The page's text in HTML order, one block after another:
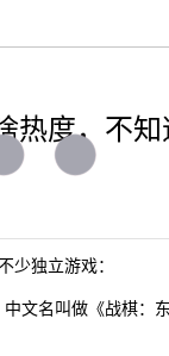
热度，不
独立游戏：
文名叫做《战棋：